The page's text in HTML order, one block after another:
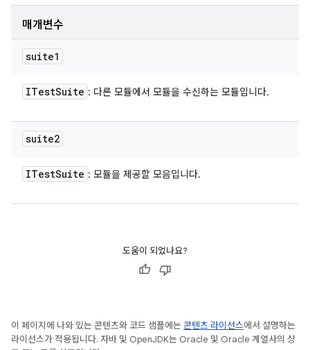
매개변수
suite1
ITestSuite : 다른 모듈에서 모듈을 수신하는 모듈입니다.
suite2
ITestSuite : 모듈을 제공할 모음입니다.
도움이 되었나요?
이 페이지에 나와 있는 콘텐츠와 코드 샘플에는 콘텐츠 라이선스에서 설명하는
라이선스가 적용됩니다. 자바 및 OpenJDK는 Oracle 및 Oracle 계열사의 상